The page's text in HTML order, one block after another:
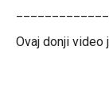
Ovaj donji video